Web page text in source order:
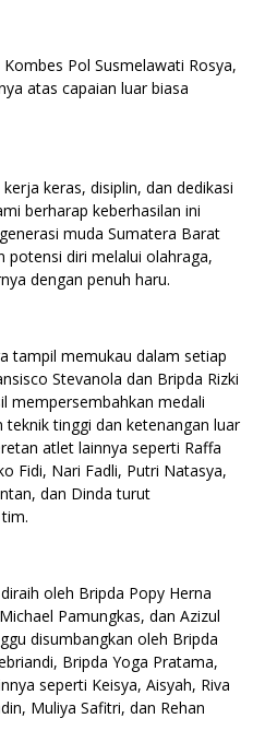
Pol Susmelawati Rosya,
atas capaian luar biasa
keras, disiplin, dan dedikasi
berharap keberhasilan ini
muda Sumatera Barat
potensi diri melalui olahraga,
dengan penuh haru.
tampil memukau dalam setiap
Stevanola dan Bripda Rizki
mempersembahkan medali
tinggi dan ketenangan luar
atlet lainnya seperti Raffa
Fidi, Nari Fadli, Putri Natasya,
dan Dinda turut
oleh Bripda Popy Herna
Pamungkas, dan Azizul
disumbangkan oleh Bripda
Bripda Yoga Pratama,
seperti Keisya, Aisyah, Riva
Muliya Safitri, dan Rehan